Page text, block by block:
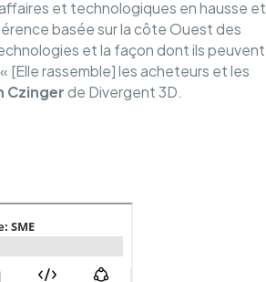
et technologiques en hausse et
basée sur la côte Ouest des
et la façon dont ils peuvent
[Elle rassemble] les acheteurs et les
Czingerde Divergent 3D.